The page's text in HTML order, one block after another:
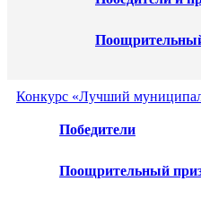
Конкурс «Лучший
Победители
Поощрительный